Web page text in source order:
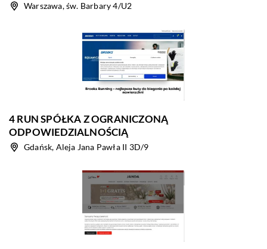
Warszawa, św. Barbary 4/U2
4 RUN SPÓŁKA Z OGRANICZONĄ
ODPOWIEDZIALNOŚCIĄ
Gdańsk, Aleja Jana Pawła II 3D/9